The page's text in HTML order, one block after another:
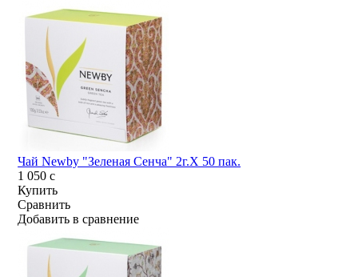
Чай Newby "Зеленая Сенча" 2г.Х 50 пак.
1 050c
Купить
Сравнить
Добавить в сравнение